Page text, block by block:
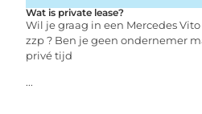
Wat is private lease?
Wil je graag in een Mercedes
zzp ? Ben je geen ondernemer
privé tijd
...